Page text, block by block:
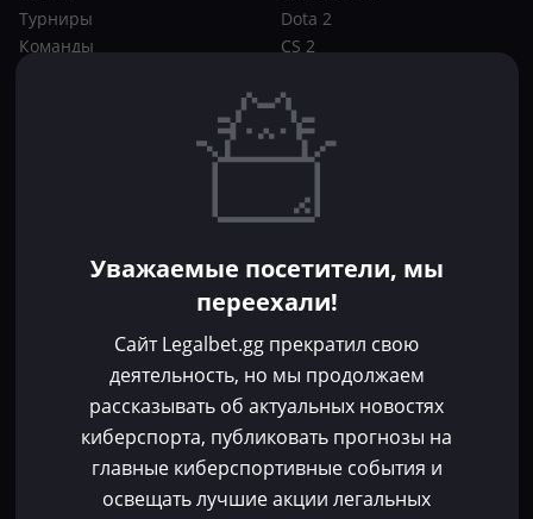
Турниры
Команды
Dota 2
CS 2
Букмекеры
CS 2
Фрибеты
Без депозита
Контакты
Пользовательское соглашение
Политика конфиденциальности
Политика в отношении файлов cookie
Уважаемые посетители, мы
переехали!
Сайт Legalbet.gg прекратил свою
деятельность, но мы продолжаем
рассказывать об актуальных новостях
киберспорта, публиковать прогнозы на
главные киберспортивные события и
освещать лучшие акции легальных